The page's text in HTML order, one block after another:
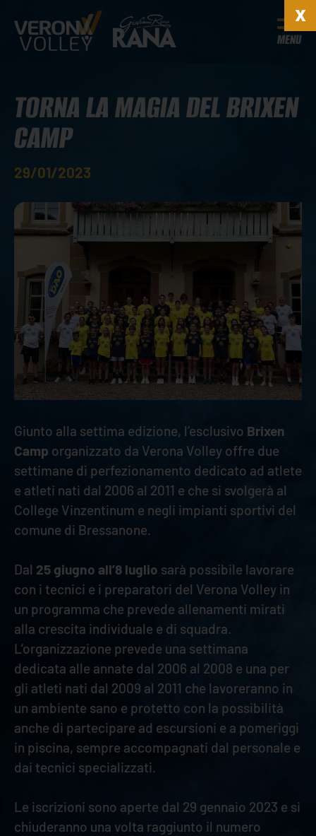
MENU
TORNA LA MAGIA DEL BRIXEN
CAMP
29/01/2023
Giunto alla settima edizione, l’esclusivo Brixen
Camp organizzato da Verona Volley offre due
settimane di perfezionamento dedicato ad atlete
e atleti nati dal 2006 al 2011 e che si svolgerà al
College Vinzentinum e negli impianti sportivi del
comune di Bressanone.
Dal 25 giugno all’8 luglio sarà possibile lavorare
con i tecnici e i preparatori del Verona Volley in
un programma che prevede allenamenti mirati
alla crescita individuale e di squadra.
L’organizzazione prevede una settimana
dedicata alle annate dal 2006 al 2008 e una per
gli atleti nati dal 2009 al 2011 che lavoreranno in
un ambiente sano e protetto con la possibilità
anche di partecipare ad escursioni e a pomeriggi
in piscina, sempre accompagnati dal personale e
dai tecnici specializzati.
Le iscrizioni sono aperte dal 29 gennaio 2023 e si
chiuderanno una volta raggiunto il numero